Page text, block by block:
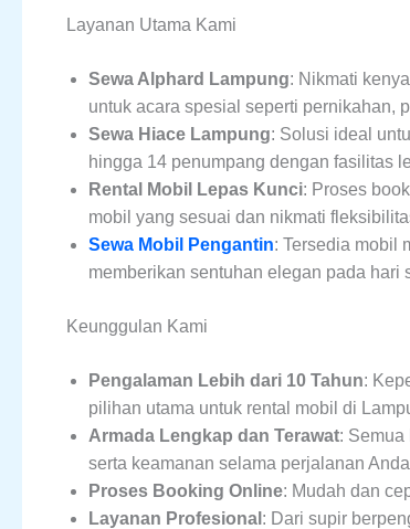
Layanan Utama Kami
Sewa Alphard Lampung: Nikmati
untuk acara spesial seperti pernikahan,
Sewa Hiace Lampung: Solusi ideal
hingga 14 penumpang dengan fasilitas
Rental Mobil Lepas Kunci: Proses
mobil yang sesuai dan nikmati
Sewa Mobil Pengantin: Tersedia mobil
memberikan sentuhan elegan pada hari
Keunggulan Kami
Pengalaman Lebih dari 10 Tahun:
pilihan utama untuk rental mobil di
Armada Lengkap dan Terawat:
serta keamanan selama perjalanan
Proses Booking Online: Mudah dan
Layanan Profesional : Dari supir